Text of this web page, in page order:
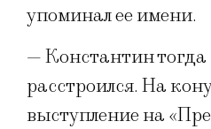
упоминал ее имени.
— Константин тогда
расстроился. На
выступление на